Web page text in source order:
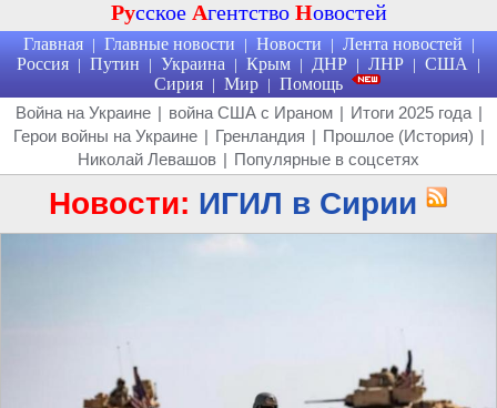
Русское Агентство Новостей
Главная | Главные новости | Новости | Лента новостей |
Россия | Путин | Украина | Крым | ДНР | ЛНР | США |
Сирия | Мир | Помощь
Война на Украине | война США с Ираном | Итоги 2025 года |
Герои войны на Украине | Гренландия | Прошлое (История) |
Николай Левашов | Популярные в соцсетях
Новости: ИГИЛ в Сирии